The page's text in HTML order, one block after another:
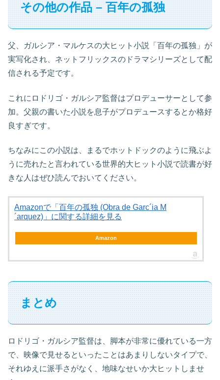
その他の作品 – 百年の孤独
父、ガルシア・マルケスの大ヒット小説「百年の孤独」が
実写化され、ネットフリックスのドラマシリーズとして配
信される予定です。
これにロドリゴ・ガルシア監督はプロデューサーとして参
加。父親の書いた小説を息子がプロデュースするとか格好
良すぎです。
ちなみにこの小説は、まるでホットドックのように飛ぶよ
うに売れたと言われている世界的大ヒット小説で読書が好
きな人はぜひ読んでおいてください。
Amazonで「百年の孤独 (Obra de Garc´ia M
´arquez)」に関する詳細を見る
Amazon
まとめ
ロドリゴ・ガルシア監督は、脚本が非常に優れている一方
で、映像で見せるといったことはあまりしないタイプで、
それゆえに派手さがなく、地味なせいか大ヒットしませ